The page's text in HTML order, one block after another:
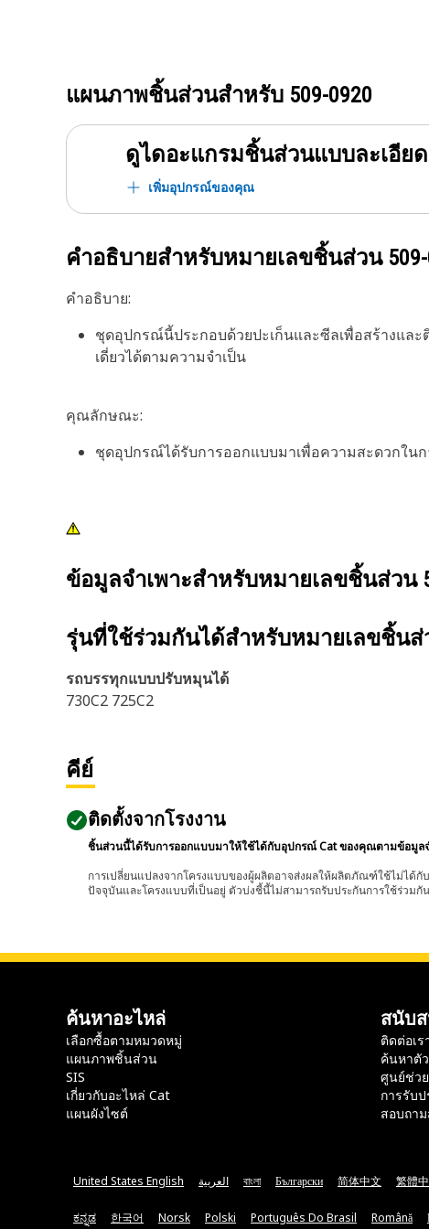
แผนภาพชิ้นส่วนสำหรับ 509-0920
ดูไดอะแกรมชิ้นส่วนแบบละเอียด
เพิ่มอุปกรณ์ของคุณ
คำอธิบายสำหรับหมายเลขชิ้นส่วน
คำอธิบาย:
ชุดอุปกรณ์นี้ประกอบด้วยปะเก็นและซีลเพื่อสร้างแล
เดี่ยวได้ตามความจำเป็น
คุณลักษณะ:
ชุดอุปกรณ์ได้รับการออกแบบมาเพื่อความสะดวกใน
ข้อมูลจำเพาะสำหรับหมายเลขชิ้นส่วน
รุ่นที่ใช้ร่วมกันได้สำหรับหมายเลขชิ้น
รถบรรทุกแบบปรับหมุนได้
730C2 725C2
คีย์
ติดตั้งจากโรงงาน
ชิ้นส่วนนี้ได้รับการออกแบบมาให้ใช้ได้กับอุปกรณ์ Cat ของคุณตามข้อมูล
การเปลี่ยนแปลงจากโครงแบบของผู้ผลิตอาจส่งผลให้ผลิตภัณฑ์ใช้ไม่ไ
ปัจจุบันและโครงแบบที่เป็นอยู่ ตัวบ่งชี้นี้ไม่สามารถรับประกันการใช้ร่วม
ค้นหาอะไหล่
เลือกซื้อตามหมวดหมู่
แผนภาพชิ้นส่วน
SIS
เกี่ยวกับอะไหล่ Cat
แผนผังไซต์
สนับ
ติดต่อเร
ค้นหาตั
ศูนย์ช่ว
การรับ
สอบถา
United States English العربية বাংলা Български 简体中文 繁體
ಕನ್ನಡ 한국어 Norsk Polski Português Do Brasil Română